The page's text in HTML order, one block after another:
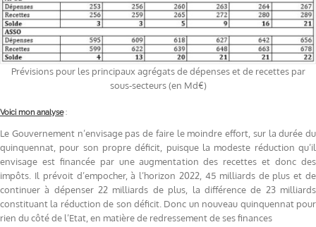
Prévisions pour les principaux agrégats de dépenses et de recettes par
sous-secteurs (en Md€)
Voici mon analyse:
Le Gouvernement n’envisage pas de faire le moindre effort, sur la durée du
quinquennat, pour son propre déficit, puisque la modeste réduction qu’il
envisage est financée par une augmentation des recettes et donc des
impôts. Il prévoit d’empocher, à l’horizon 2022, 45 milliards de plus et de
continuer à dépenser 22 milliards de plus, la différence de 23 milliards
constituant la réduction de son déficit. Donc un nouveau quinquennat pour
rien du côté de l’Etat, en matière de redressement de ses finances